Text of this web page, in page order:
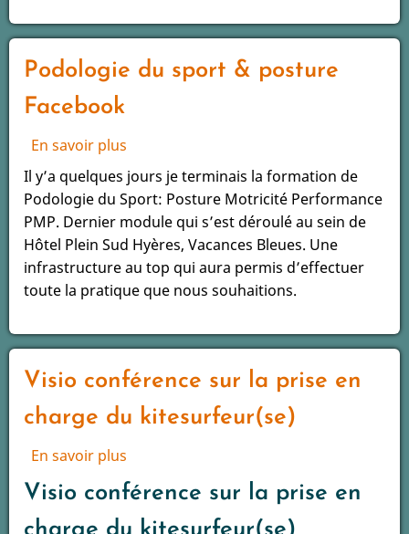
Podologie du sport & posture
Facebook
En savoir plus
Podologie
du
sport
&
posture
Facebook
Il y’a quelques jours je terminais la formation de
Podologie du Sport: Posture Motricité Performance
PMP. Dernier module qui s’est déroulé au sein de
Hôtel Plein Sud Hyères, Vacances Bleues. Une
infrastructure au top qui aura permis d’effectuer
toute la pratique que nous souhaitions.
Visio conférence sur la prise en
charge du kitesurfeur(se)
En savoir plus
Visio
conférence
sur
Visio conférence sur la prise en